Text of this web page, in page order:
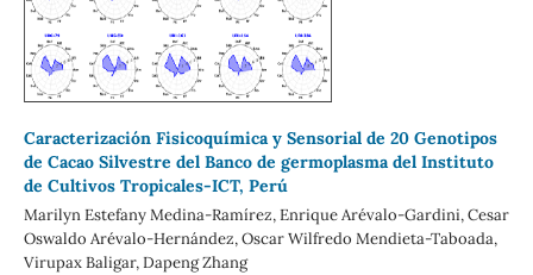
Caracterización Fisicoquímica y Sensorial de 20 Genotipos
de Cacao Silvestre del Banco de germoplasma del Instituto
de Cultivos Tropicales-ICT, Perú
Marilyn Estefany Medina-Ramírez, Enrique Arévalo-Gardini, Cesar
Oswaldo Arévalo-Hernández, Oscar Wilfredo Mendieta-Taboada,
Virupax Baligar, Dapeng Zhang